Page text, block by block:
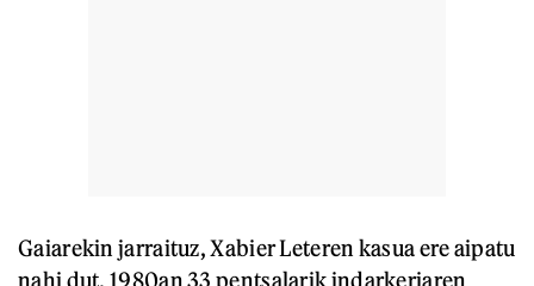
Gaiarekin jarraituz, Xabier Leteren kasua ere aipatu
nahi dut. 1980an 33 pentsalarik indarkeriaren